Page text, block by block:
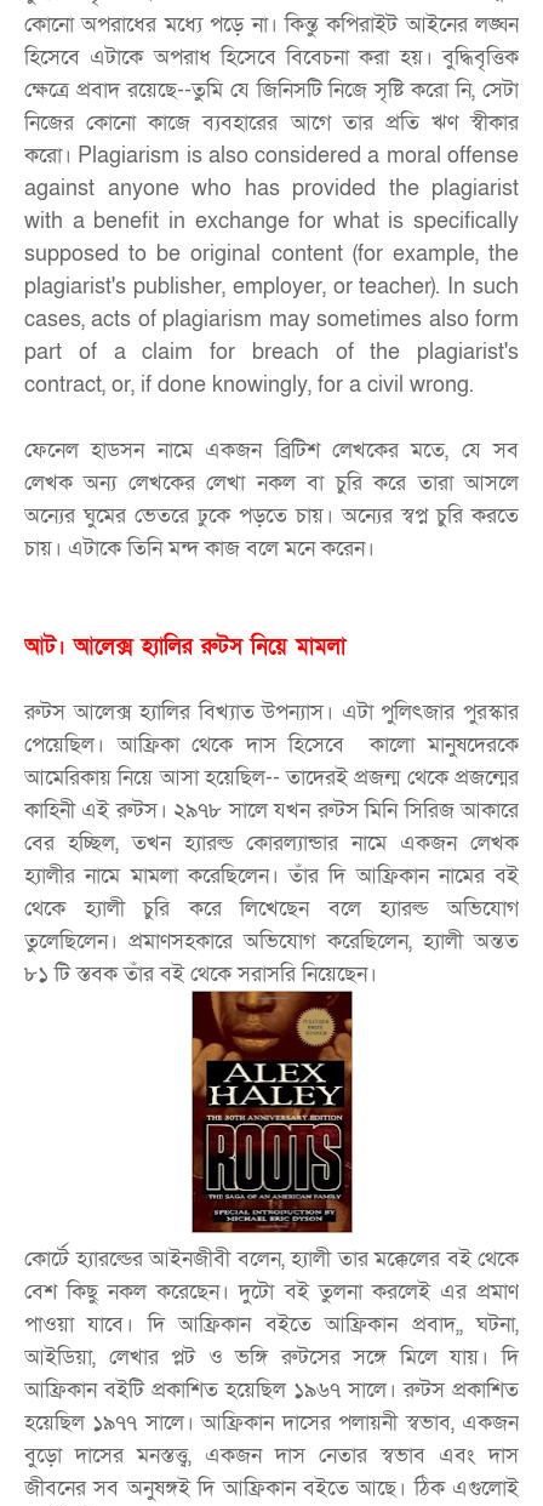
কোনো অপরাধের মধ্যে পড়ে না। কিন্তু কপিরাইট আইনের লঙ্ঘন
হিসেবে এটাকে অপরাধ হিসেবে বিবেচনা করা হয়। বুদ্ধিবৃত্তিক
ক্ষেত্রে প্রবাদ রয়েছে--তুমি যে জিনিসটি নিজে সৃষ্টি করো নি, সেটা
নিজের কোনো কাজে ব্যবহারের আগে তার প্রতি ঋণ স্বীকার
করো। Plagiarism is also considered a moral offense
against anyone who has provided the plagiarist
with a benefit in exchange for what is specifically
supposed to be original content (for example, the
plagiarist's publisher, employer, or teacher). In such
cases, acts of plagiarism may sometimes also form
part of a claim for breach of the plagiarist's
contract, or, if done knowingly, for a civil wrong.
ফেনেল হাডসন নামে একজন ব্রিটিশ লেখকের মতে, যে সব
লেখক অন্য লেখকের লেখা নকল বা চুরি করে তারা আসলে
অন্যের ঘুমের ভেতরে ঢুকে পড়তে চায়। অন্যের স্বপ্ন চুরি করতে
চায়। এটাকে তিনি মন্দ কাজ বলে মনে করেন।
আট। আলেক্স হ্যালির রুটস নিয়ে মামলা
রুটস আলেক্স হ্যালির বিখ্যাত উপন্যাস। এটা পুলিৎজার পুরস্কার
পেয়েছিল। আফ্রিকা থেকে দাস হিসেবে কালো মানুষদেরকে
আমেরিকায় নিয়ে আসা হয়েছিল-- তাদেরই প্রজন্ম থেকে প্রজন্মের
কাহিনী এই রুটস। ২৯৭৮ সালে যখন রুটস মিনি সিরিজ আকারে
বের হচ্ছিল, তখন হ্যারল্ড কোরল্যান্ডার নামে একজন লেখক
হ্যালীর নামে মামলা করেছিলেন। তাঁর দি আফ্রিকান নামের বই
থেকে হ্যালী চুরি করে লিখেছেন বলে হ্যারল্ড অভিযোগ
তুলেছিলেন। প্রমাণসহকারে অভিযোগ করেছিলেন, হ্যালী অন্তত
৮১ টি স্তবক তাঁর বই থেকে সরাসরি নিয়েছেন।
কোর্টে হ্যারল্ডের আইনজীবী বলেন, হ্যালী তার মক্কেলের বই থেকে
বেশ কিছু নকল করেছেন। দুটো বই তুলনা করলেই এর প্রমাণ
পাওয়া যাবে। দি আফ্রিকান বইতে আফ্রিকান প্রবাদ,, ঘটনা,
আইডিয়া, লেখার প্লট ও ভঙ্গি রুটসের সঙ্গে মিলে যায়। দি
আফ্রিকান বইটি প্রকাশিত হয়েছিল ১৯৬৭ সালে। রুটস প্রকাশিত
হয়েছিল ১৯৭৭ সালে। আফ্রিকান দাসের পলায়নী স্বভাব, একজন
বুড়ো দাসের মনস্তত্ত্ব, একজন দাস নেতার স্বভাব এবং দাস
জীবনের সব অনুষঙ্গই দি আফ্রিকান বইতে আছে। ঠিক এগুলোই